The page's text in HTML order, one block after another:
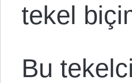
tekel
Bu